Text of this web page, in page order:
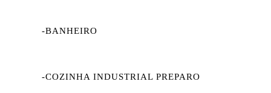
-BANHEIRO
-COZINHA INDUSTRIAL PREPARO